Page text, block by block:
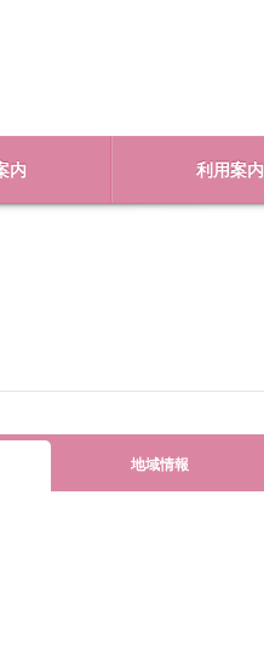
内 利用案内
地域情報